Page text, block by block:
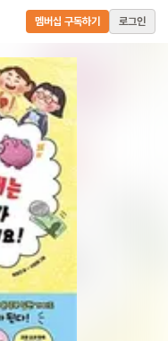
멤버십 구독하기 로그인